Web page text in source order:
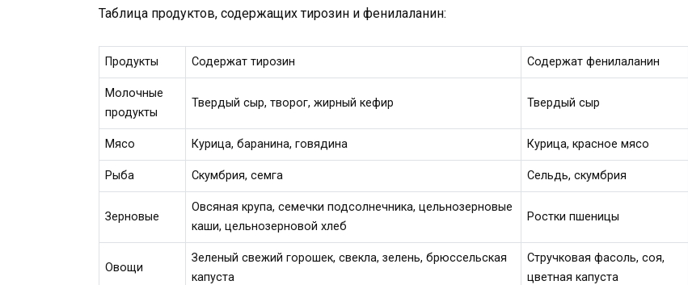
Таблица продуктов, содержащих тирозин и фенилаланин:
Продукты Содержат тирозин Содержат фенилаланин
Молочные
продукты
Твердый сыр, творог, жирный кефир Твердый сыр
Мясо Курица, баранина, говядина Курица, красное мясо
Рыба Скумбрия, семга Сельдь, скумбрия
Зерновые
Овсяная крупа, семечки подсолнечника, цельнозерновые
каши, цельнозерновой хлеб
Ростки пшеницы
Овощи
Зеленый свежий горошек, свекла, зелень, брюссельская
капуста
Стручковая фасоль, соя,
цветная капуста